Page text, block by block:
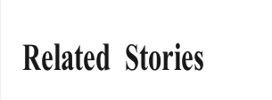
Related Stories